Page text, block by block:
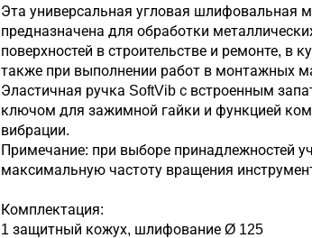
Эта универсальная угловая шлифовальная
предназначена для обработки
поверхностей в строительстве и ремонте, в
также при выполнении работ в монтажных
Эластичная ручка SoftVib с встроенным
ключом для зажимной гайки и функцией
вибрации.
Примечание: при выборе принадлежностей
максимальную частоту вращения
Комплектация:
1 защитный кожух, шлифование Ø 125